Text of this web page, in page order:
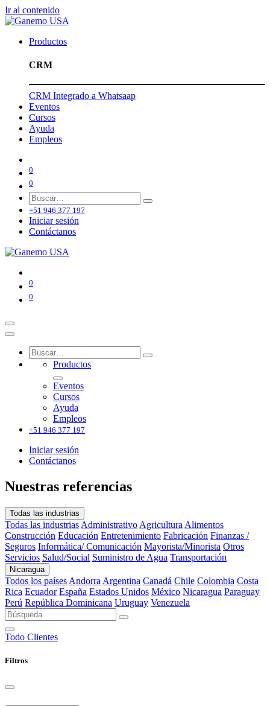
Ir al contenido
Productos
CRM
CRM Integrado a Whatsaap
Eventos
Cursos
Ayuda
Empleos
0
0
+51 946 377 197
Iniciar sesión
Contáctanos
0
0
Productos
Eventos
Cursos
Ayuda
Empleos
+51 946 377 197
Iniciar sesión
Contáctanos
Nuestras referencias
Todas las industrias
Todas las industrias Administrativo Agricultura Alimentos
Construcción Educación Entretenimiento Fabricación Finanzas /
Seguros Informática/ Comunicación Mayorista/Minorista Otros
Servicios Salud/Social Suministro de Agua Transportación
Nicaragua
Todos los países Andorra Argentina Canadá Chile Colombia Costa
Rica Ecuador España Estados Unidos México Nicaragua Paraguay
Perú República Dominicana Uruguay Venezuela
Todo Clientes
Filtros